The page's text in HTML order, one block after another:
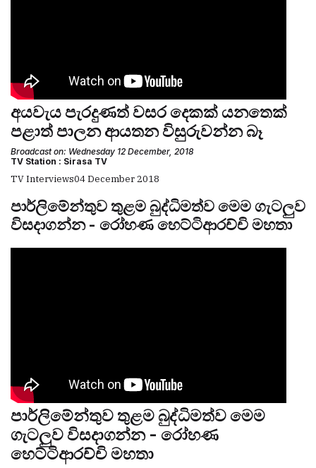
අයවැය පැරදුණත් වසර දෙකක් යනතෙක්
පළාත් පාලන ආයතන විසුරුවන්න බෑ
Broadcast on: Wednesday 12 December, 2018
TV Station : Sirasa TV
TV Interviews04 December 2018
පාර්ලිමේන්තුව තුළම බුද්ධිමත්ව මෙම ගැටලුව
විසදාගන්න - රෝහණ හෙට්ටිආරච්චි මහතා
පාර්ලිමේන්තුව තුළම බුද්ධිමත්ව මෙම
ගැටලුව විසදාගන්න - රෝහණ
හෙට්ටිආරච්චි මහතා